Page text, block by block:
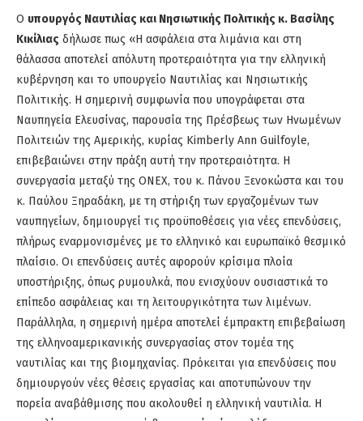
Ο υπουργός Ναυτιλίας και Νησιωτικής Πολιτικής κ. Βασίλης
Κικίλιας δήλωσε πως «Η ασφάλεια στα λιμάνια και στη
θάλασσα αποτελεί απόλυτη προτεραιότητα για την ελληνική
κυβέρνηση και το υπουργείο Ναυτιλίας και Νησιωτικής
Πολιτικής. Η σημερινή συμφωνία που υπογράφεται στα
Ναυπηγεία Ελευσίνας, παρουσία της Πρέσβεως των Ηνωμένων
Πολιτειών της Αμερικής, κυρίας Kimberly Ann Guilfoyle,
επιβεβαιώνει στην πράξη αυτή την προτεραιότητα. Η
συνεργασία μεταξύ της ONEX, του κ. Πάνου Ξενοκώστα και του
κ. Παύλου Ξηραδάκη, με τη στήριξη των εργαζομένων των
ναυπηγείων, δημιουργεί τις προϋποθέσεις για νέες επενδύσεις,
πλήρως εναρμονισμένες με το ελληνικό και ευρωπαϊκό θεσμικό
πλαίσιο. Οι επενδύσεις αυτές αφορούν κρίσιμα πλοία
υποστήριξης, όπως ρυμουλκά, που ενισχύουν ουσιαστικά το
επίπεδο ασφάλειας και τη λειτουργικότητα των λιμένων.
Παράλληλα, η σημερινή ημέρα αποτελεί έμπρακτη επιβεβαίωση
της ελληνοαμερικανικής συνεργασίας στον τομέα της
ναυτιλίας και της βιομηχανίας. Πρόκειται για επενδύσεις που
δημιουργούν νέες θέσεις εργασίας και αποτυπώνουν την
πορεία αναβάθμισης που ακολουθεί η ελληνική ναυτιλία. Η